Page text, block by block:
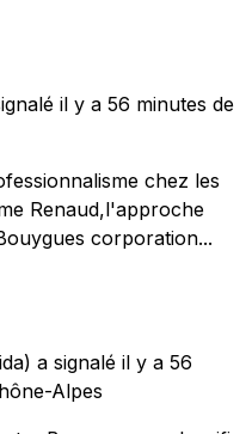
il y a 56 minutes de
chez les
Renaud,l'approche
corporation...
a signalé il y a 56
Alpes